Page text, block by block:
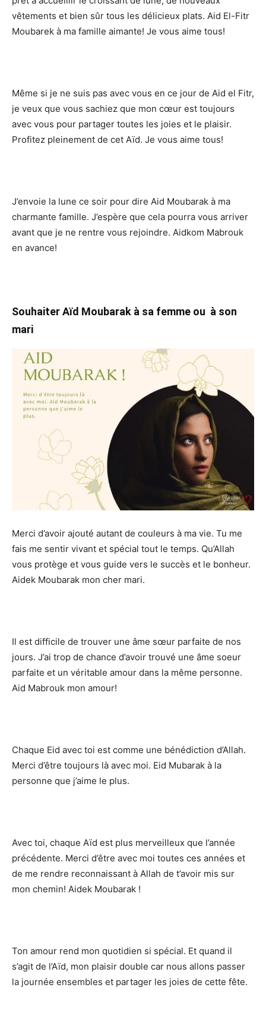
vêtements et bien sûr tous les délicieux plats. Aid El-Fitr
Moubarek à ma famille aimante! Je vous aime tous!
Même si je ne suis pas avec vous en ce jour de Aid el Fitr,
je veux que vous sachiez que mon cœur est toujours
avec vous pour partager toutes les joies et le plaisir.
Profitez pleinement de cet Aïd. Je vous aime tous!
J’envoie la lune ce soir pour dire Aid Moubarak à ma
charmante famille. J’espère que cela pourra vous arriver
avant que je ne rentre vous rejoindre. Aidkom Mabrouk
en avance!
Souhaiter Aïd Moubarak à sa femme ou à son
mari
Merci d’avoir ajouté autant de couleurs à ma vie. Tu me
fais me sentir vivant et spécial tout le temps. Qu’Allah
vous protège et vous guide vers le succès et le bonheur.
Aidek Moubarak mon cher mari.
Il est difficile de trouver une âme sœur parfaite de nos
jours. J’ai trop de chance d’avoir trouvé une âme soeur
parfaite et un véritable amour dans la même personne.
Aid Mabrouk mon amour!
Chaque Eid avec toi est comme une bénédiction d’Allah.
Merci d’être toujours là avec moi. Eid Mubarak à la
personne que j’aime le plus.
Avec toi, chaque Aïd est plus merveilleux que l’année
précédente. Merci d’être avec moi toutes ces années et
de me rendre reconnaissant à Allah de t’avoir mis sur
mon chemin! Aidek Moubarak !
Ton amour rend mon quotidien si spécial. Et quand il
s’agit de l’Aïd, mon plaisir double car nous allons passer
la journée ensembles et partager les joies de cette fête.